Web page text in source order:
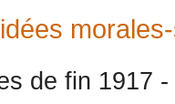
de fin 1917